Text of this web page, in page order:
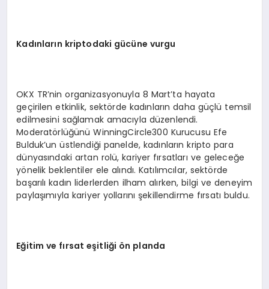
Kadınların kriptodaki gücüne vurgu
OKX TR’nin organizasyonuyla 8 Mart’ta hayata
geçirilen etkinlik, sektörde kadınların daha güçlü temsil
edilmesini sağlamak amacıyla düzenlendi.
Moderatörlüğünü WinningCircle300 Kurucusu Efe
Bulduk’un üstlendiği panelde, kadınların kripto para
dünyasındaki artan rolü, kariyer fırsatları ve geleceğe
yönelik beklentiler ele alındı. Katılımcılar, sektörde
başarılı kadın liderlerden ilham alırken, bilgi ve deneyim
paylaşımıyla kariyer yollarını şekillendirme fırsatı buldu.
Eğitim ve fırsat eşitliği ön planda